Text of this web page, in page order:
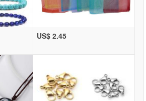
US$ 2.45